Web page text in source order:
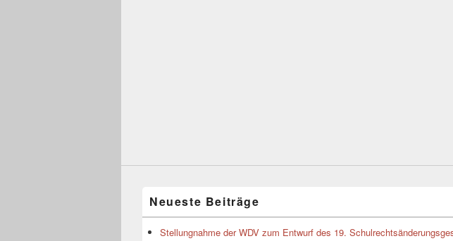
Neueste Beiträge
Stellungnahme der WDV zum Entwurf des 19.